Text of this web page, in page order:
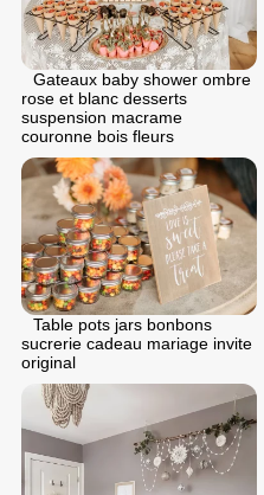
Gateaux baby shower ombre
rose et blanc desserts
suspension macrame
couronne bois fleurs
Table pots jars bonbons
sucrerie cadeau mariage invite
original